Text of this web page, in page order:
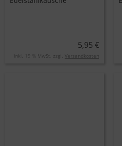
5,95 €
inkl. 19 % MwSt. zzgl. Versandkosten